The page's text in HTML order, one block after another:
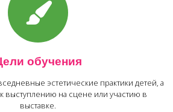
обучения
эстетические практики детей, а
выступлению на сцене или участию в
выставке.